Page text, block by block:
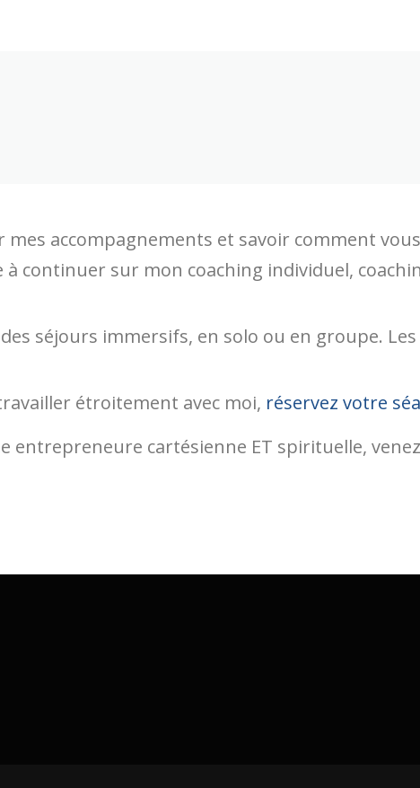
mes accompagnements et savoir comment
continuer sur mon coaching individuel,
des séjours immersifs, en solo ou en groupe.
étroitement avec moi, réservez votre
entrepreneure cartésienne ET spirituelle,